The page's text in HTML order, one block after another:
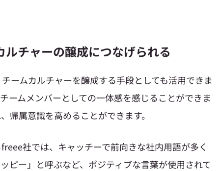
チャーの醸成につなげられる
ームカルチャーを醸成する手段としても活用できま
ームメンバーとしての一体感を感じることができま
帰属意識を高めることができます。
社では、キャッチーで前向きな社内用語が多く
ピー」と呼ぶなど、ポジティブな言葉が使用されて